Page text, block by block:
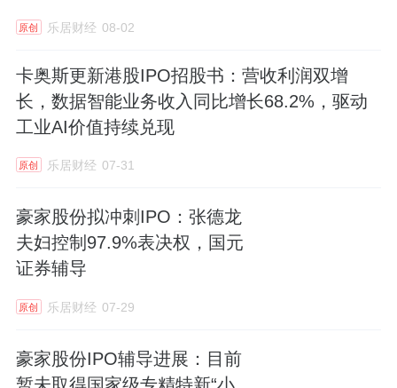
原创 乐居财经 08-02
卡奥斯更新港股IPO招股书：营收利润双增
长，数据智能业务收入同比增长68.2%，驱动
工业AI价值持续兑现
原创 乐居财经 07-31
豪家股份拟冲刺IPO：张德龙
夫妇控制97.9%表决权，国元
证券辅导
原创 乐居财经 07-29
豪家股份IPO辅导进展：目前